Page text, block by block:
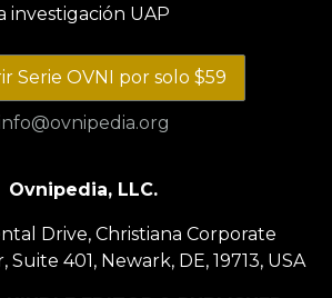
investigación UAP
Serie OVNI por solo $59
Ovnipedia, LLC.
Drive, Christiana Corporate
Suite 401, Newark, DE, 19713, USA